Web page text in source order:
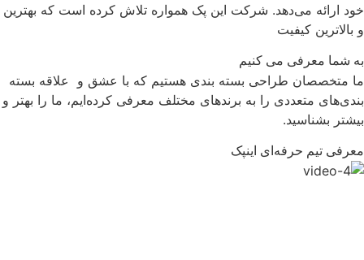
خود ارائه می‌دهد. شرکت این پک همواره تلاش کرده است که بهترین
و بالاترین کیفیت
به شما معرفی می کنیم
ما متخصصان طراحی بسته بندی هستیم که با عشق و علاقه بسته
بندی‌های متعددی را به برندهای مختلف معرفی کرده‌ایم، ما را بهتر و
بیشتر بشناسید.
معرفی تیم حرفه‌ای اینپک